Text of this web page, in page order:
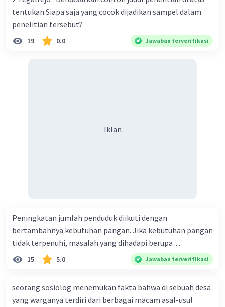
hubungan kerja, keluarga, atau politik.
individu memiliki nilai yang berbeda dan saling
sangat kompleks dan bervariasi tergantung pada situasi
dan konteks tertentu. Oleh karena itu, penting untuk
mengidentifikasi akar masalah konflik dan mencari
solusi yang tepat dan efektif untuk mengatasi konflik
tersebut.
Beri Rating·0.0(0) Balas
tentukan Siapa saja yang cocok dijadikan sampel dalam
penelitian tersebut?
19 0.0 Jawaban terverifikasi
Iklan
Peningkatan jumlah penduduk diikuti dengan
bertambahnya kebutuhan pangan. Jika kebutuhan pangan
tidak terpenuhi, masalah yang dihadapi berupa ....
15 5.0 Jawaban terverifikasi
seorang sosiolog menemukan fakta bahwa di sebuah desa
yang warganya terdiri dari berbagai macam asal-usul